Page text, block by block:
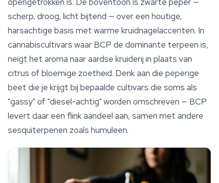
scherp, droog, licht bijtend — over een houtige,
harsachtige basis met warme kruidnagelaccenten. In
cannabiscultivars waar BCP de dominante terpeen is,
neigt het aroma naar aardse kruiderij in plaats van
citrus of bloemige zoetheid. Denk aan die peperige
beet die je krijgt bij bepaalde cultivars die soms als
"gassy" of "diesel-achtig" worden omschreven — BCP
levert daar een flink aandeel aan, samen met andere
sesquiterpenen zoals humuleen.